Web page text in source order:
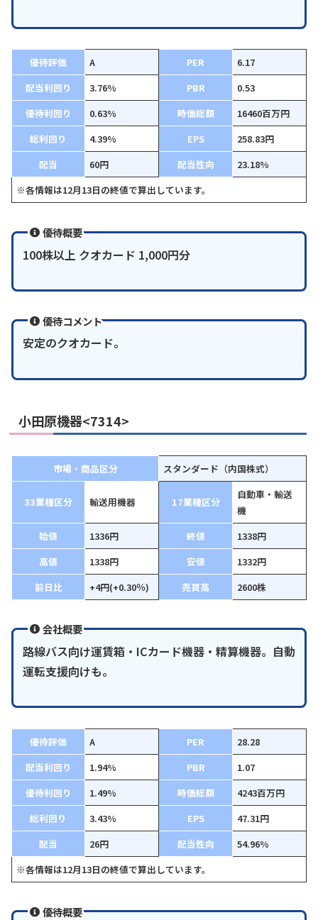
優待評価 A PER
6.17
配当利回り
3.76% PBR
0.53
優待利回り
0.63% 時価総額
16460百万円
総利回り
4.39% EPS
258.83円
配当
60円 配当性向
23.18%
※各情報は12月13日の終値で算出しています。
優待概要
100株以上 クオカード 1,000円分
優待コメント
安定のクオカード。
小田原機器<7314>
市場・商品区分 スタンダード（内国株式）
33業種区分 輸送用機器 17業種区分
自動車・輸送
機
始値
1336円 終値
1338円
高値
1338円 安値
1332円
前日比
+4円(+0.30％) 売買高 2600株
会社概要
路線バス向け運賃箱・ICカード機器・精算機器。自動
運転支援向けも。
優待評価 A PER
28.28
配当利回り
1.94% PBR
1.07
優待利回り
1.49% 時価総額
4243百万円
総利回り
3.43% EPS
47.31円
配当
26円 配当性向
54.96%
※各情報は12月13日の終値で算出しています。
優待概要